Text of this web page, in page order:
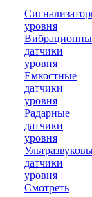
уровня
датчики
уровня
Емкостные
датчики
уровня
Радарные
датчики
уровня
датчики
уровня
Смотреть